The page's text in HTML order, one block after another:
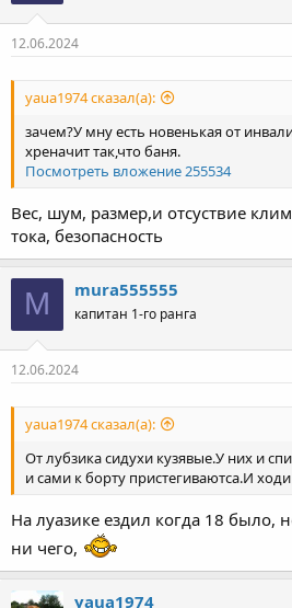
12.06.2024
yaua1974 сказал(а):
зачем?У мну есть новенькая от
хреначит так,что баня.
Посмотреть вложение 255534
Вес, шум, размер,и отсуствие
тока, безопасность
M mura555555
капитан 1-го ранга
12.06.2024
yaua1974 сказал(а):
От лубзика сидухи кузявые.У них и
и сами к борту пристегиваютса.И
На луазике ездил когда 18 было,
ни чего,
yaua1974